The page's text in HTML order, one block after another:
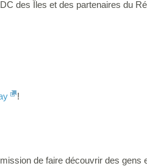
des Îles et des partenaires du
!
de faire découvrir des gens